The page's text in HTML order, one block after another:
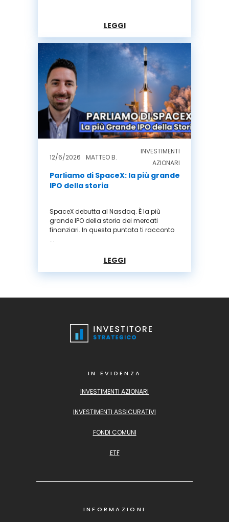
LEGGI
12/6/2026 MATTEO B.
INVESTIMENTI
AZIONARI
Parliamo di SpaceX: la più grande
IPO della storia
SpaceX debutta al Nasdaq. È la più
grande IPO della storia dei mercati
finanziari. In questa puntata ti racconto
...
LEGGI
IN EVIDENZA
INVESTIMENTI AZIONARI
INVESTIMENTI ASSICURATIVI
FONDI COMUNI
ETF
INFORMAZIONI